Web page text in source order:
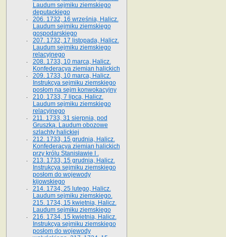
Laudum sejmiku ziemskiego
deputackiego
206. 1732, 16 września, Halicz.
Laudum sejmiku ziemskiego
gospodarskiego
207. 1732, 17 listopada, Halicz.
Laudum sejmiku ziemskiego
relacyjnego
208. 1733, 10 marca, Halicz.
Konfederacya ziemian halickich­
209. 1733, 10 marca, Halicz.
Instrukcya sejmiku ziemskiego
posłom na sejm konwokacyjny
210. 1733, 7 lipca, Halicz.
Laudum sejmiku ziemskiego
relacyjnego
211. 1733, 31 sierpnia, pod
Gruszką. Laudum obozowe
szlachty halickiej
212. 1733, 15 grudnia, Halicz.
Konfederacya ziemian halickich
przy królu Stanisławie I .
213. 1733, 15 grudnia, Halicz.
Instrukcya sejmiku ziemskiego
posłom do wojewody
kijowskiego
214. 1734, 25 lutego, Halicz.
Laudum sejmiku ziemskiego.
215. 1734, 15 kwietnia, Halicz.
Laudum sejmiku ziemskiego
216. 1734, 15 kwietnia, Halicz.
Instrukcya sejmiku ziemskiego
posłom do wojewody